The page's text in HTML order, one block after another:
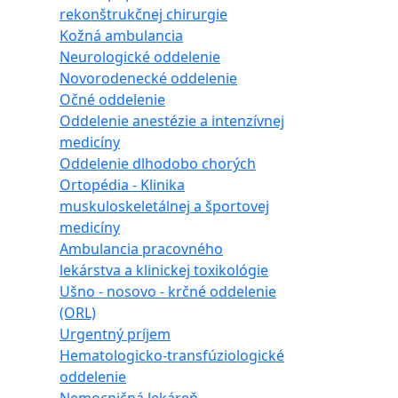
rekonštrukčnej chirurgie
Kožná ambulancia
Neurologické oddelenie
Novorodenecké oddelenie
Očné oddelenie
Oddelenie anestézie a intenzívnej
medicíny
Oddelenie dlhodobo chorých
Ortopédia - Klinika
muskuloskeletálnej a športovej
medicíny
Ambulancia pracovného
lekárstva a klinickej toxikológie
Ušno - nosovo - krčné oddelenie
(ORL)
Urgentný príjem
Hematologicko-transfúziologické
oddelenie